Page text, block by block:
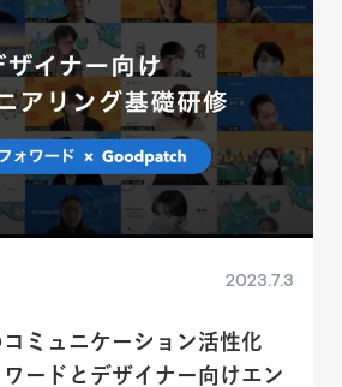
2023.7.3
ミュニケーション活性化
ードとデザイナー向けエン